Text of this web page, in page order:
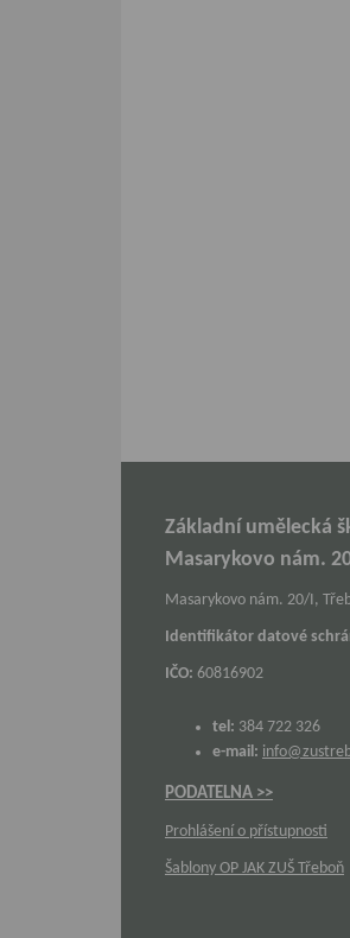
Základní umělecká
Masarykovo nám.
Masarykovo nám. 20/I,
Identifikátor datové
IČO: 60816902
tel: 384 722 326
e-mail:
PODATELNA >>
Prohlášení o přístupnosti
Šablony OP JAK ZUŠ Třeboň